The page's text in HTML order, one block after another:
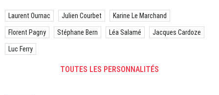
Laurent Ournac Julien Courbet Karine Le Marchand
Florent Pagny Stéphane Bern Léa Salamé Jacques Cardoze
Luc Ferry
TOUTES LES PERSONNALITÉS